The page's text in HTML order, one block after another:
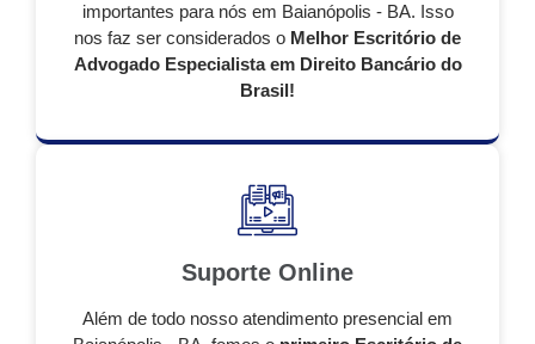
importantes para nós em Baianópolis - BA. Isso
nos faz ser considerados o Melhor Escritório de
Advogado Especialista em Direito Bancário do
Brasil!
Suporte Online
Além de todo nosso atendimento presencial em